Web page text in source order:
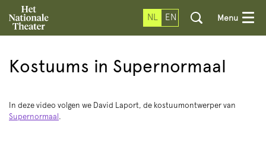
NL EN Menu
Kostuums in Supernormaal
In deze video volgen we David Laport, de kostuumontwerper van
Supernormaal .